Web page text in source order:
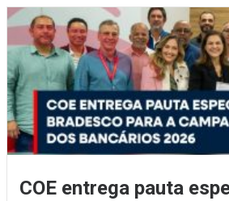
COE entrega pauta